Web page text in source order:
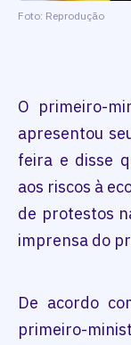
Foto: Reprodução
O primeiro-
apresentou
feira e disse
aos riscos à
de protestos
imprensa do
De acordo
primeiro-